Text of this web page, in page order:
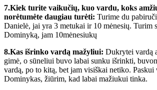
7.Kiek turite vaikučių, kuo vardu, koks
norėtumėte daugiau turėti: Turime du
Danielė, jai yra 3 metukai ir 10 mėnesių. Turim
Dominyką, jam 10mėnesiukų
8.Kas išrinko vardą mažyliui: Dukrytei vardą
gimė, o sūneliui buvo labai sunku išrinkti,
vardą, po to kitą, bet jam visiškai netiko. Paskui
Dominykas, žiūrim, kad labai mažiukui tinka.